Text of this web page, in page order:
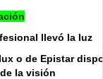
llevó la luz
o de Epistar
la visión